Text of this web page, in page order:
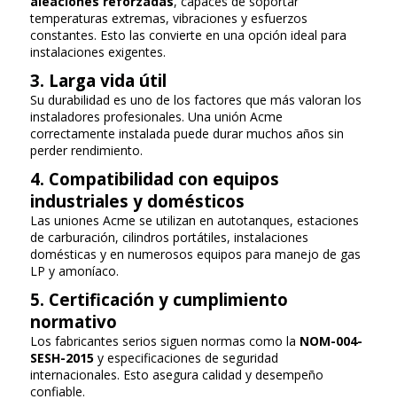
temperaturas extremas, vibraciones y esfuerzos
constantes. Esto las convierte en una opción ideal para
instalaciones exigentes.
3. Larga vida útil
Su durabilidad es uno de los factores que más valoran los
instaladores profesionales. Una unión Acme
correctamente instalada puede durar muchos años sin
perder rendimiento.
4. Compatibilidad con equipos
industriales y domésticos
Las uniones Acme se utilizan en autotanques, estaciones
de carburación, cilindros portátiles, instalaciones
domésticas y en numerosos equipos para manejo de gas
LP y amoníaco.
5. Certificación y cumplimiento
normativo
Los fabricantes serios siguen normas como la NOM-004-
SESH-2015 y especificaciones de seguridad
internacionales. Esto asegura calidad y desempeño
confiable.